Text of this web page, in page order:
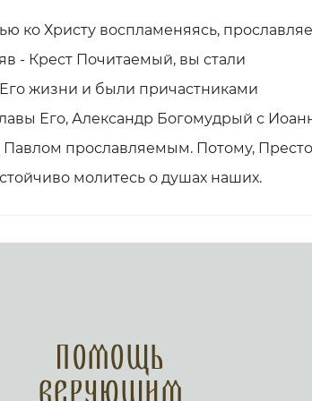
ко Христу воспламеняясь,
- Крест Почитаемый, вы стали
жизни и были причастниками
Его, Александр Богомудрый с
прославляемым. Потому,
молитесь о душах наших.
Помощь